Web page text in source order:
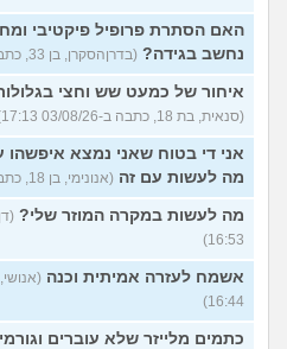
האם הסתרת פרופיל פיקטיבי
נחשב בגידה? (בדרןהסקרן, בן 33, כתב ב-03/08/26 17:24)
איחור של כמעט שש וחצי
(סנאית, בת 18, כתבה ב-03/08/26 17:13)
אני די בטוח שאני נמצא איפשהו
מה לעשות עם זה (אנונימי, בן 18, כתב ב-03/08/26 17:02)
מה לעשות במקרה המוזר שלי?
16:53)
אשמח לעזרה אמיתית וכנה
16:44)
כתמים מלייזר שלא עוברים